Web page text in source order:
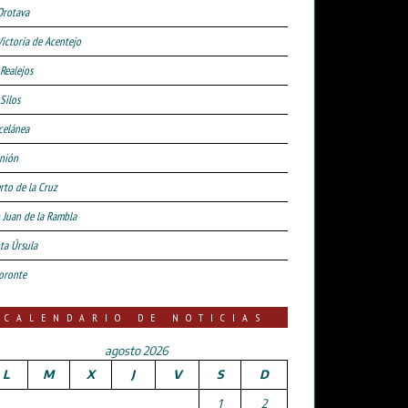
de Acentejo
de la Cruz
Juan de la Rambla
Úrsula
CALENDARIO DE NOTICIAS
agosto 2026
L
M X J V S
D
1
2